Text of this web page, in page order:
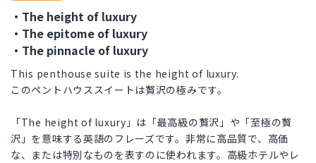
・The height of luxury
・The epitome of luxury
・The pinnacle of luxury
This penthouse suite is the height of luxury.
このペントハウススイートは贅沢の極みです。
「The height of luxury」は「最高級の贅沢」や「至極の贅
沢」を意味する英語のフレーズです。非常に高品質で、高価
な、または特別なものを表すのに使われます。高級ホテルやレ